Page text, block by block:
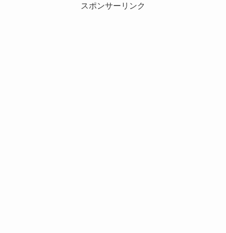
スポンサーリンク